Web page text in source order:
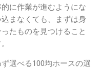
に作業が進むようにな
まなくても、まずは身
たものを見つけること
選べる100均ホースの選